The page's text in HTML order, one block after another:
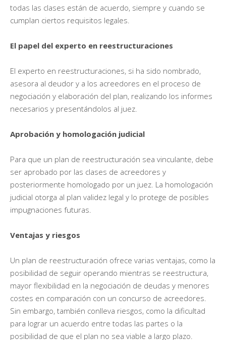
todas las clases están de acuerdo, siempre y cuando se
cumplan ciertos requisitos legales.
El papel del experto en reestructuraciones
El experto en reestructuraciones, si ha sido nombrado,
asesora al deudor y a los acreedores en el proceso de
negociación y elaboración del plan, realizando los informes
necesarios y presentándolos al juez.
Aprobación y homologación judicial
Para que un plan de reestructuración sea vinculante, debe
ser aprobado por las clases de acreedores y
posteriormente homologado por un juez. La homologación
judicial otorga al plan validez legal y lo protege de posibles
impugnaciones futuras.
Ventajas y riesgos
Un plan de reestructuración ofrece varias ventajas, como la
posibilidad de seguir operando mientras se reestructura,
mayor flexibilidad en la negociación de deudas y menores
costes en comparación con un concurso de acreedores.
Sin embargo, también conlleva riesgos, como la dificultad
para lograr un acuerdo entre todas las partes o la
posibilidad de que el plan no sea viable a largo plazo.